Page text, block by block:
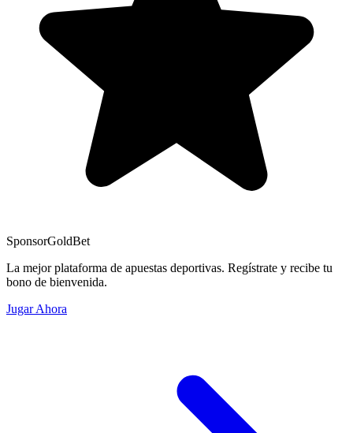
SponsorGoldBet
La mejor plataforma de apuestas deportivas. Regístrate y recibe tu
bono de bienvenida.
Jugar Ahora